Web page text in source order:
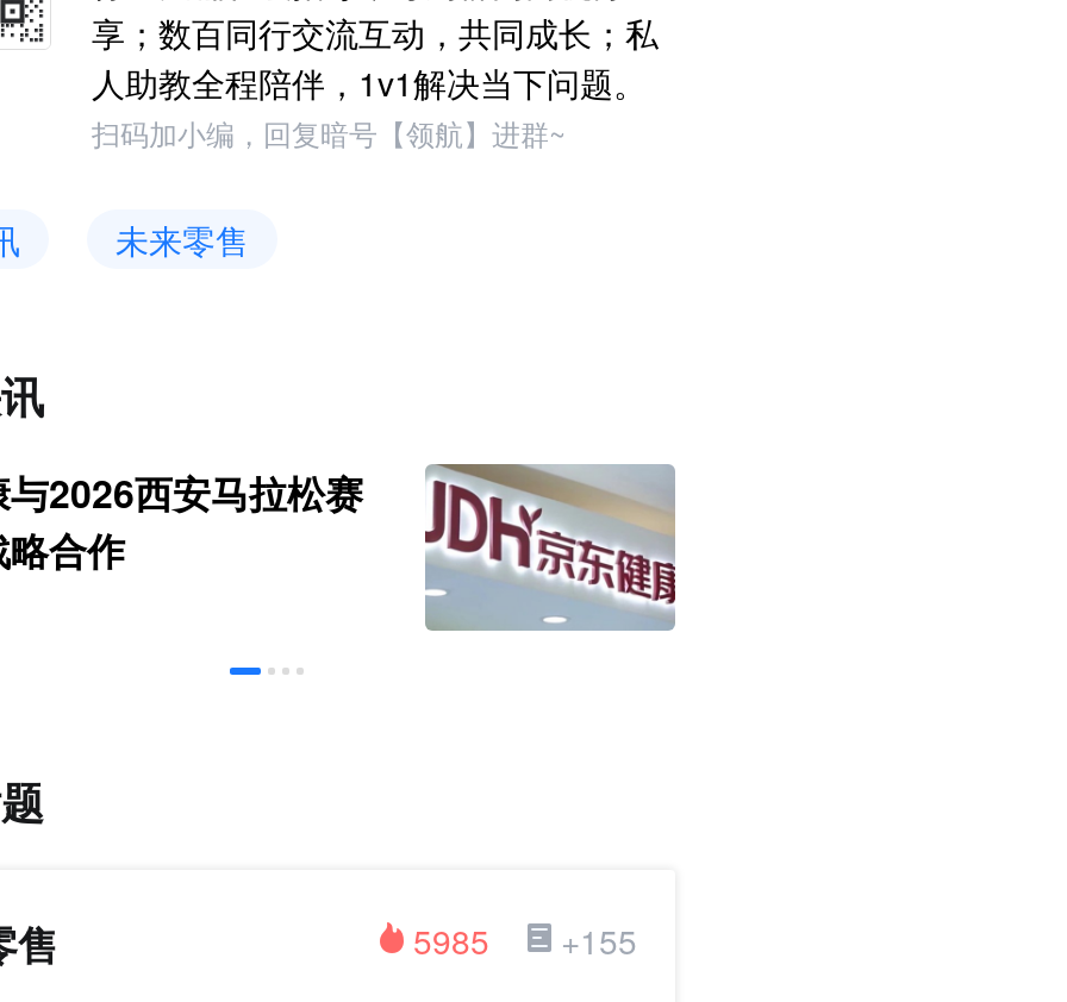
享；数百同行交流互动，共同成长；私
人助教全程陪伴，1v1解决当下问题。
扫码加小编，回复暗号【领航】进群~
未来零售
2026西安马拉松赛
合作
售 +155
5985